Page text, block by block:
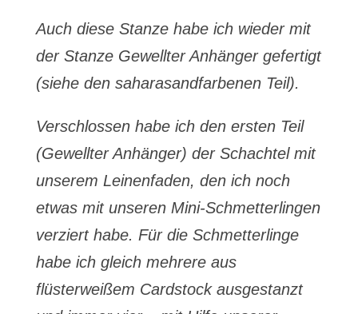
Auch diese Stanze habe ich wieder mit
der Stanze Gewellter Anhänger gefertigt
(siehe den saharasandfarbenen Teil).
Verschlossen habe ich den ersten Teil
(Gewellter Anhänger) der Schachtel mit
unserem Leinenfaden, den ich noch
etwas mit unseren Mini-Schmetterlingen
verziert habe. Für die Schmetterlinge
habe ich gleich mehrere aus
flüsterweißem Cardstock ausgestanzt